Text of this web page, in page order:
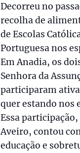
Decorreu no
recolha de
de Escolas
Portuguesa nos
Em Anadia, os
Senhora da
participaram
quer estando nos
Essa
Aveiro, contou
educação e